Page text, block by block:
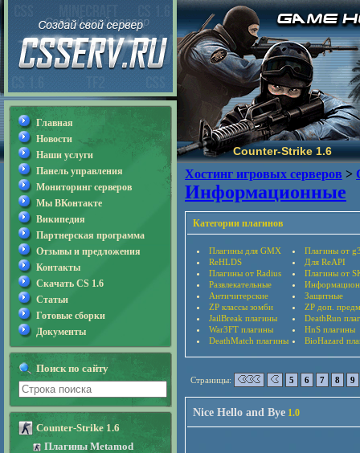
Counter-Strike 1.6
Хостинг игровых серверов >
Информационные
Категории плагинов
Плагины для GMX
Плагины от
ReHLDS
Для ReAPI
Плагины от Radius
Плагины от
Развлекательные
Античитерские
Защитные
ZP классы зомби
ZP доп.
JailBreak плагины
DeathRun
War3FT плагины
HnS плагины
DeathMatch плагины
BioHazard
Страницы: 5 6 7 8 9
Nice Hello and Bye 1.0
Главная
Новости
Наши услуги
Панель управления
Мониторинг серверов
Мы ВКонтакте
Википедия
Партнерская программа
Отзывы и предложения
Контакты
Скачать CS 1.6
Статьи
Готовые сборки
Документы
Поиск по сайту
Counter-Strike 1.6
Плагины Metamod